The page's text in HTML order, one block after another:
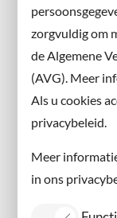
zorgvuldig om
de Algemene
(AVG). Meer
Als u cookies
privacybeleid.
Meer
in ons
X
Instagram
Contact
Information in